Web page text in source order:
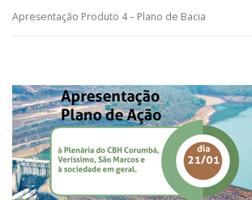
Apresentação Produto 4 – Plano de Bacia